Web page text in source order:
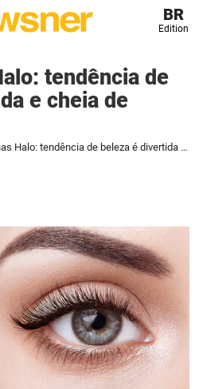
BR
Edition
tendência de
e cheia de
Sobrancelhas Halo: tendência de beleza é divertida e cheia de curvas